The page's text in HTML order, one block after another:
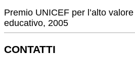
Premio UNICEF per l’alto valore
educativo, 2005
CONTATTI